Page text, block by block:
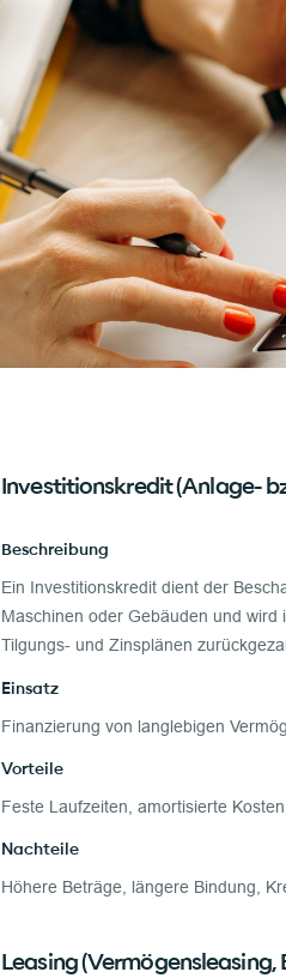
Investitionskredit (Anlage-
Beschreibung
Ein Investitionskredit dient der
Maschinen oder Gebäuden und
Tilgungs- und Zinsplänen
Einsatz
Finanzierung von langlebigen
Vorteile
Feste Laufzeiten, amortisierte
Nachteile
Höhere Beträge, längere Bindung,
Leasing (Vermögensleasing,